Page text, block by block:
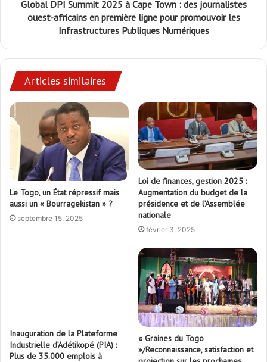
Global DPI Summit 2025 à Cape Town : des journalistes
ouest-africains en première ligne pour promouvoir les
Infrastructures Publiques Numériques
Articles similaires
Le Togo, un État répressif mais
aussi un « Bourragekistan » ?
septembre 15, 2025
Loi de finances, gestion 2025 :
Augmentation du budget de la
présidence et de l’Assemblée
nationale
février 3, 2025
Inauguration de la Plateforme
Industrielle d’Adétikopé (PIA) :
Plus de 35.000 emplois à
« Graines du Togo
»/Reconnaissance, satisfaction et